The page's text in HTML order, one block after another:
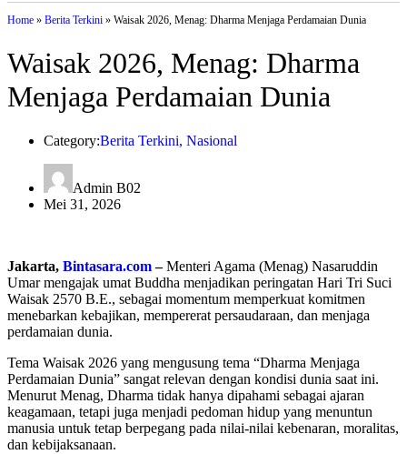
Home » Berita Terkini » Waisak 2026, Menag: Dharma Menjaga Perdamaian Dunia
Waisak 2026, Menag: Dharma
Menjaga Perdamaian Dunia
Category:Berita Terkini, Nasional
Admin B02
Mei 31, 2026
Jakarta, Bintasara.com–Menteri Agama (Menag) Nasaruddin
Umar mengajak umat Buddha menjadikan peringatan Hari Tri Suci
Waisak 2570 B.E., sebagai momentum memperkuat komitmen
menebarkan kebajikan, mempererat persaudaraan, dan menjaga
perdamaian dunia.
Tema Waisak 2026 yang mengusung tema “Dharma Menjaga
Perdamaian Dunia” sangat relevan dengan kondisi dunia saat ini.
Menurut Menag, Dharma tidak hanya dipahami sebagai ajaran
keagamaan, tetapi juga menjadi pedoman hidup yang menuntun
manusia untuk tetap berpegang pada nilai-nilai kebenaran, moralitas,
dan kebijaksanaan.